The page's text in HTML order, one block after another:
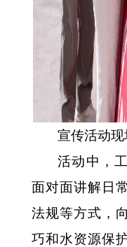
宣传活动
活动中，
面对面讲解日
法规等方式，
巧和水资源保